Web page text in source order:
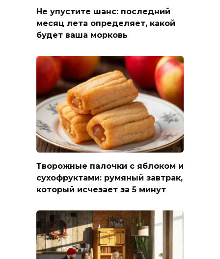
Не упустите шанс: последний
месяц лета определяет, какой
будет ваша морковь
Творожные палочки с яблоком и
сухофруктами: румяный завтрак,
который исчезает за 5 минут